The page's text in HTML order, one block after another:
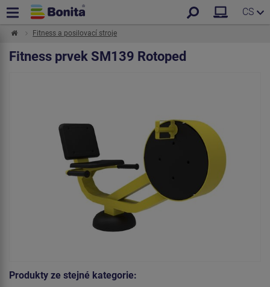
CS
Fitness a posilovací stroje
Fitness prvek SM139 Rotoped
Produkty ze stejné kategorie: